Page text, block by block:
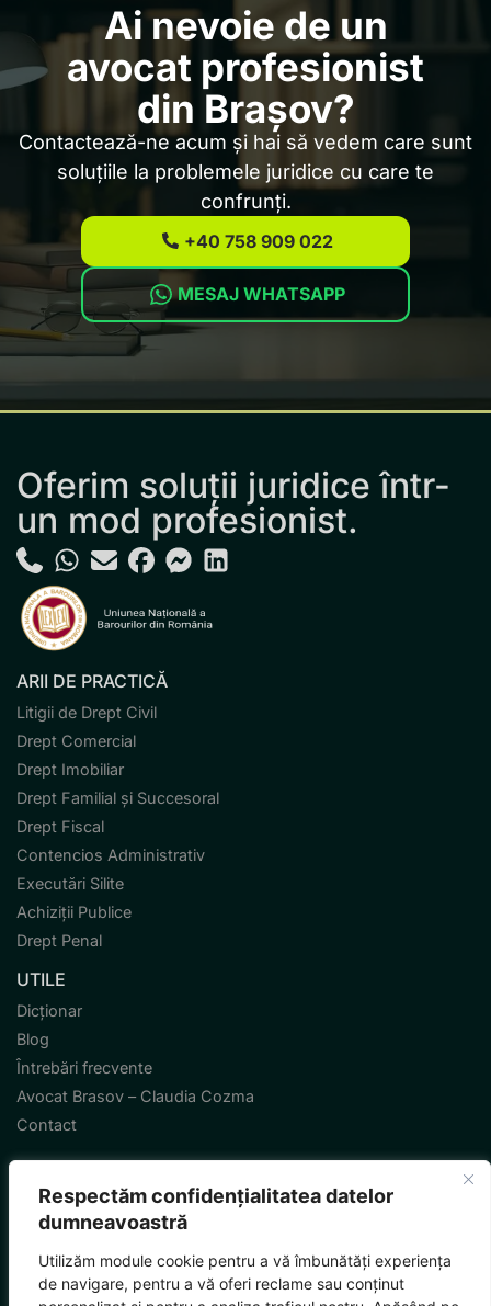
Respectăm confidențialitatea datelor
dumneavoastră
Utilizăm module cookie pentru a vă îmbunătăți experiența
de navigare, pentru a vă oferi reclame sau conținut
Ai nevoie de un
avocat profesionist
din Brașov?
Contactează-ne acum și hai să vedem care sunt
soluțiile la problemele juridice cu care te
confrunți.
+40 758 909 022
MESAJ WHATSAPP
Oferim soluții juridice într-
un mod profesionist.
ARII DE PRACTICĂ
Litigii de Drept Civil
Drept Comercial
Drept Imobiliar
Drept Familial și Succesoral
Drept Fiscal
Contencios Administrativ
Executări Silite
Achiziții Publice
Drept Penal
UTILE
Dicționar
Blog
Întrebări frecvente
Avocat Brasov – Claudia Cozma
Contact
Termeni și condiții
© MMXXVI Toate drepturile rezervate.